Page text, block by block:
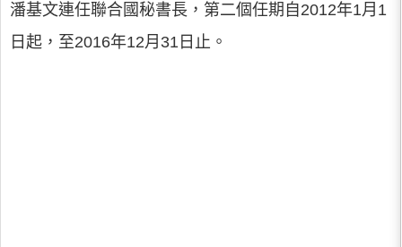
潘基文連任聯合國秘書長，第二個任期自2012年1月1
日起，至2016年12月31日止。